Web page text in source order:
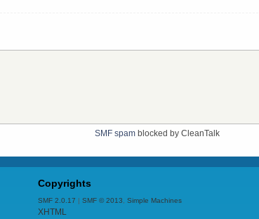
SMF spam blocked by CleanTalk
Copyrights
SMF 2.0.17 |SMF © 2013 ,Simple Machines
XHTML